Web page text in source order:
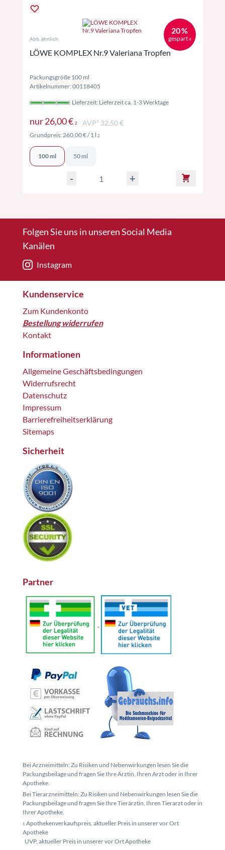
20 %
gespart 4
Abb. ähnlich
LÖWE KOMPLEX Nr.9 Valeriana Tropfen
Packungsgröße 100 ml
Artikelnummer: 00118405
Lieferzeit: Lieferzeit ca. 1-3 Werktage
nur26,00 € 2Preise inkl. MwSt. ggf. zzgl. Versand
AVP² 32,50 €
Grundpreis:260,00 €/ 1 l 2Preise inkl. MwSt. ggf. zzgl. Versand
100 ml 50 ml
- +
Folgen Sie uns in unseren Social Media
Kanälen
Instagram
Kundenservice
Zum Kundenkonto
Bestellung widerrufen
Kontakt
Informationen
Allgemeine Geschäftsbedingungen
Widerrufsrecht
Datenschutz
Impressum
Barrierefreiheitserklärung
Sitemaps
Sicherheit
Partner
Bei Arzneimitteln: Zu Risiken und Nebenwirkungen lesen Sie die
Packungsbeilage und fragen Sie Ihre Ärztin, Ihren Arzt oder in Ihrer
Apotheke.
Bei Tierarzneimitteln: Zu Risiken und Nebenwirkungen lesen Sie die
Packungsbeilage und fragen Sie Ihre Tierärztin, Ihren Tierarzt oder in
Ihrer Apotheke.
1 Apothekenverkaufspreis, aktueller Preis in unserer vor Ort
Apotheke
UVP, aktueller Preis in unserer vor Ort Apotheke